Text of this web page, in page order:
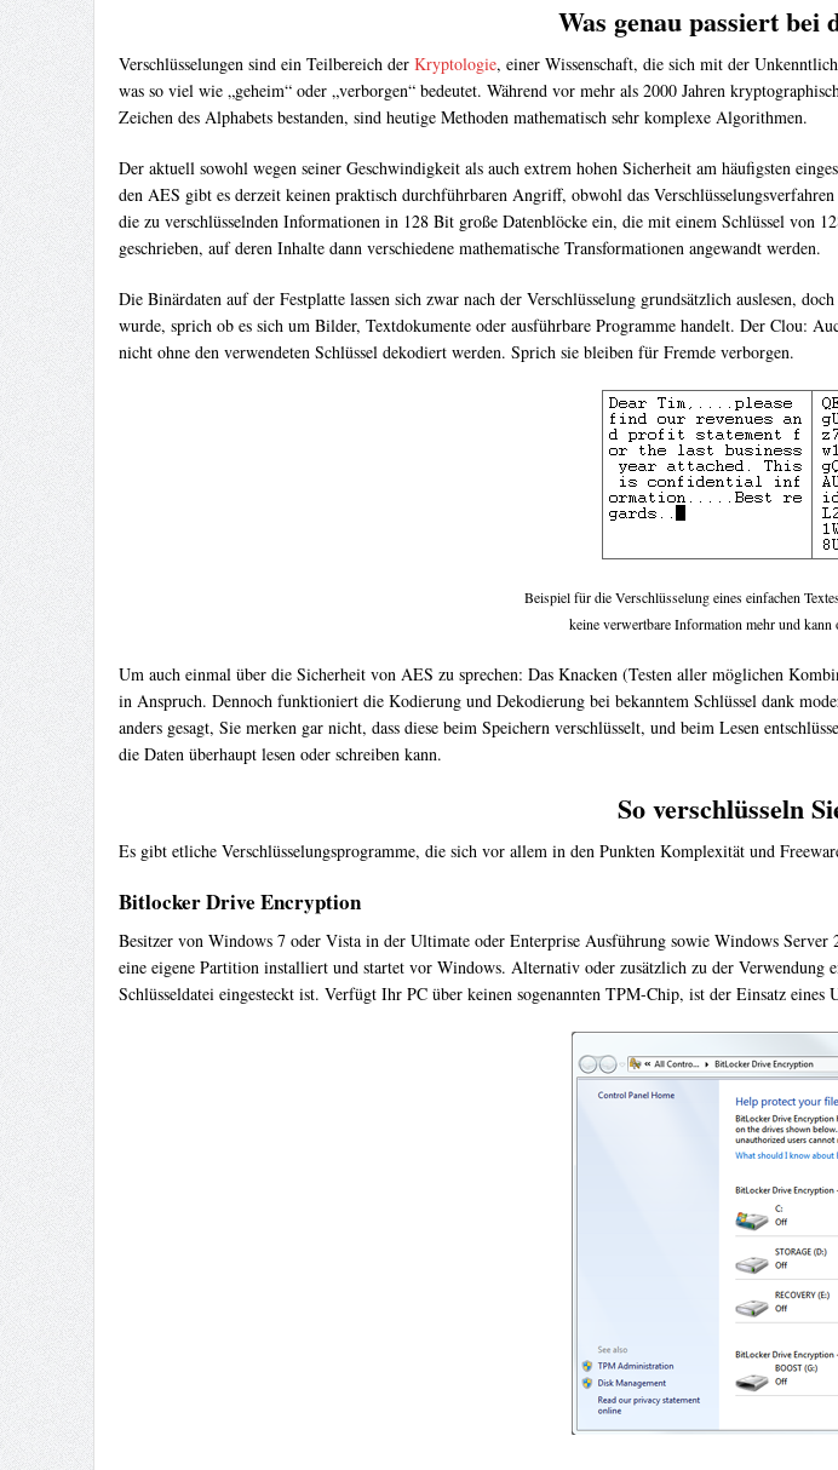
Was genau passiert bei
Verschlüsselungen sind ein Teilbereich der Kryptologie, einer Wissenschaft, die sich mit der
was so viel wie „geheim“ oder „verborgen“ bedeutet. Während vor mehr als 2000 Jahren
Zeichen des Alphabets bestanden, sind heutige Methoden mathematisch sehr komplexe Algorithmen.
Der aktuell sowohl wegen seiner Geschwindigkeit als auch extrem hohen Sicherheit am häufigsten
den AES gibt es derzeit keinen praktisch durchführbaren Angriff, obwohl das
die zu verschlüsselnden Informationen in 128 Bit große Datenblöcke ein, die mit einem Schlüssel von
geschrieben, auf deren Inhalte dann verschiedene mathematische Transformationen angewandt werden.
Die Binärdaten auf der Festplatte lassen sich zwar nach der Verschlüsselung grundsätzlich auslesen,
wurde, sprich ob es sich um Bilder, Textdokumente oder ausführbare Programme handelt. Der Clou:
nicht ohne den verwendeten Schlüssel dekodiert werden. Sprich sie bleiben für Fremde verborgen.
Beispiel für die Verschlüsselung eines einfachen
keine verwertbare Information mehr und
Um auch einmal über die Sicherheit von AES zu sprechen: Das Knacken (Testen aller möglichen
in Anspruch. Dennoch funktioniert die Kodierung und Dekodierung bei bekanntem Schlüssel dank
anders gesagt, Sie merken gar nicht, dass diese beim Speichern verschlüsselt, und beim Lesen
die Daten überhaupt lesen oder schreiben kann.
So verschlüsseln
Es gibt etliche Verschlüsselungsprogramme, die sich vor allem in den Punkten Komplexität und
Bitlocker Drive Encryption
Besitzer von Windows 7 oder Vista in der Ultimate oder Enterprise Ausführung sowie Windows
eine eigene Partition installiert und startet vor Windows. Alternativ oder zusätzlich zu der Verwendung
Schlüsseldatei eingesteckt ist. Verfügt Ihr PC über keinen sogenannten TPM-Chip, ist der Einsatz